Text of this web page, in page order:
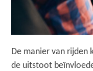
De manier van rijden
de uitstoot